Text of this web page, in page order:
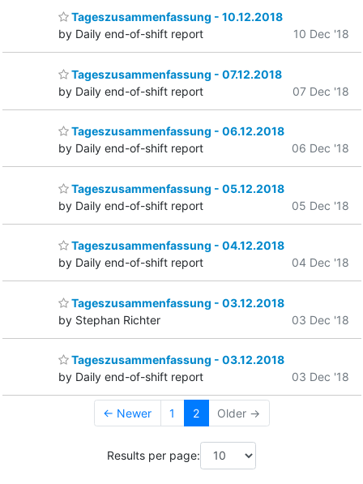
Tageszusammenfassung - 10.12.2018
by Daily end-of-shift report
10 Dec '18
Tageszusammenfassung - 07.12.2018
by Daily end-of-shift report
07 Dec '18
Tageszusammenfassung - 06.12.2018
by Daily end-of-shift report
06 Dec '18
Tageszusammenfassung - 05.12.2018
by Daily end-of-shift report
05 Dec '18
Tageszusammenfassung - 04.12.2018
by Daily end-of-shift report
04 Dec '18
Tageszusammenfassung - 03.12.2018
by Stephan Richter
03 Dec '18
Tageszusammenfassung - 03.12.2018
by Daily end-of-shift report
03 Dec '18
← Newer 1 2 Older →
Results per page: